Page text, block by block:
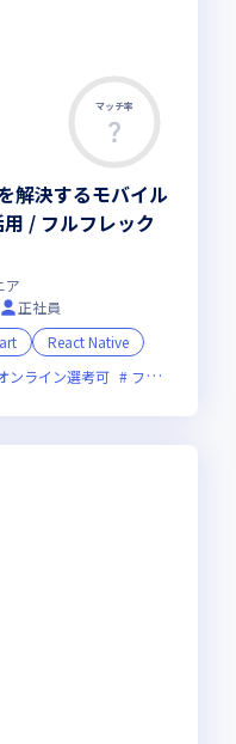
マッチ率
解決するモバイル
/ フルフレック
ア
正社員
React Native
ンライン選考可 フレックス制度あり